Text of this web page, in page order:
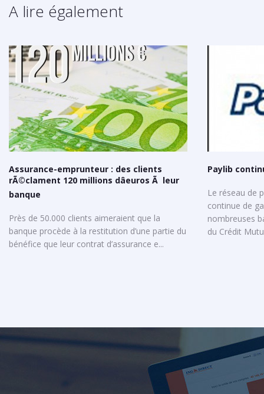
A lire également
Assurance-emprunteur : des clients
rÃ©clament 120 millions dâeuros Ã leur
banque
Près de 50.000 clients aimeraient que la
banque procède à la restitution d’une partie du
bénéfice que leur contrat d’assurance e...
Paylib
Le réseau de
continue de
nombreuses
du Crédit